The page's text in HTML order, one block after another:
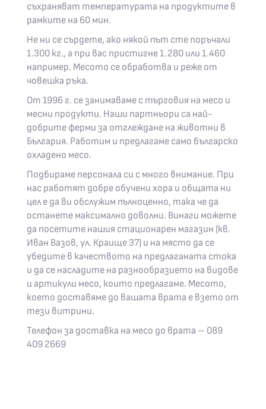
съхраняват температурата на продуктите в
рамките на 60 мин.
Не ни се сърдете, ако някой път сте поръчали
1.300 кг., а при вас пристигне 1.280 или 1.460
например. Месото се обработва и реже от
човешка ръка.
От 1996 г. се занимаваме с търговия на месо и
месни продукти. Наши партньори са най-
добрите ферми за отглеждане на животни в
България. Работим и предлагаме само българско
охладено месо.
Подбираме персонала си с много внимание. При
нас работят добре обучени хора и общата ни
цел е да ви обслужим пълноценно, така че да
останете максимално доволни. Винаги можете
да посетите нашия стационарен магазин (кв.
Иван Вазов, ул. Краище 37) и на място да се
убедите в качеството на предлаганата стока
и да се насладите на разнообразието на видове
и артикули месо, които предлагаме. Месото,
което доставяме до вашата врата е взето от
тези витрини.
Телефон за доставка на месо до врата – 089
409 2669